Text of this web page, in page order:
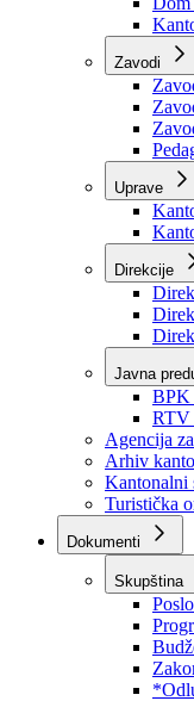
Ustanove
Dom
Zavodi
Direkcije
Javna
BPK
RTV
Agencija
Arhiv
Kantonalni
Turistička
Dokumenti
Skupština